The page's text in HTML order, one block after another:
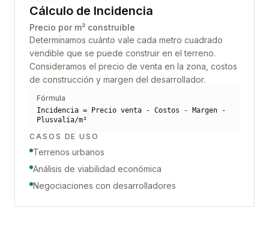
Cálculo de Incidencia
Precio por m² construible
Determinamos cuánto vale cada metro cuadrado
vendible que se puede construir en el terreno.
Consideramos el precio de venta en la zona, costos
de construcción y margen del desarrollador.
Fórmula
Incidencia = Precio venta - Costos - Margen -
Plusvalía/m²
CASOS DE USO
Terrenos urbanos
Análisis de viabilidad económica
Negociaciones con desarrolladores